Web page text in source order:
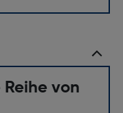
von